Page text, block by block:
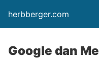
herbberger.com
Google dan